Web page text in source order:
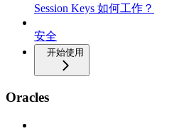
Session Keys 如何工作？
安全
开始使用
Oracles